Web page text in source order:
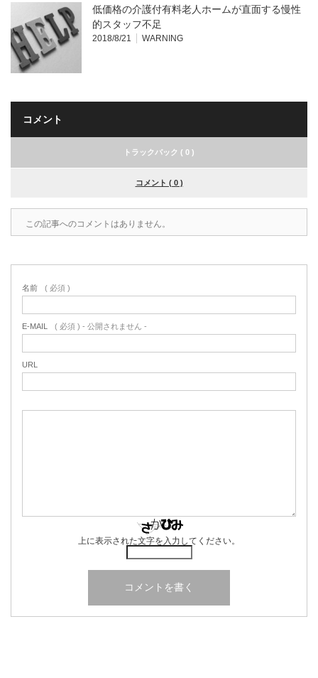
低価格の介護付有料老人ホームが直面する慢性
的スタッフ不足
2018/8/21 WARNING
コメント
トラックバック ( 0 )
コメント ( 0 )
この記事へのコメントはありません。
名前 ( 必須 )
E-MAIL ( 必須 ) - 公開されません -
URL
上に表示された文字を入力してください。